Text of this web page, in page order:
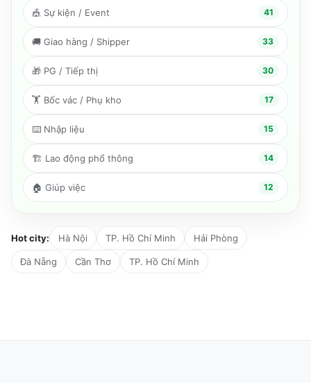
🎪 Sự kiện / Event 41
🚚 Giao hàng / Shipper 33
🎁 PG / Tiếp thị 30
🏋️ Bốc vác / Phụ kho 17
⌨️ Nhập liệu 15
🏗️ Lao động phổ thông 14
🏠 Giúp việc 12
Hot city: Hà Nội TP. Hồ Chí Minh Hải Phòng
Đà Nẵng Cần Thơ TP. Hồ Chí Minh